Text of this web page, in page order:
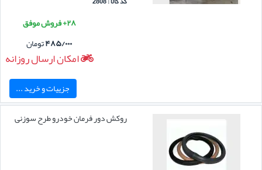
۲۸+ فروش موفق
۴۸۵/۰۰۰تومان
امکان ارسال روزانه
جزییات و خرید ...
روکش دور فرمان خودرو طرح سوزنی